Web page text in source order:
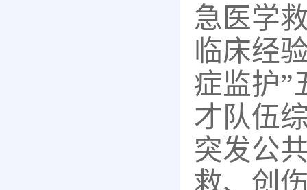
急医学
临床经
症监护”
才队伍
突发公
救、创